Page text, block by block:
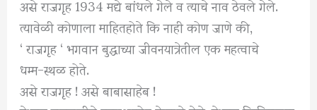
त्यावेळी कोणाला माहितहोते कि नाही कोण जाणे की,
‘ राजगृह ‘ भगवान बुद्धाच्या जीवनयात्रेतील एक महत्वाचे
धम्म-स्थळ होते.
असे राजगृह ! असे बाबासाहेब !